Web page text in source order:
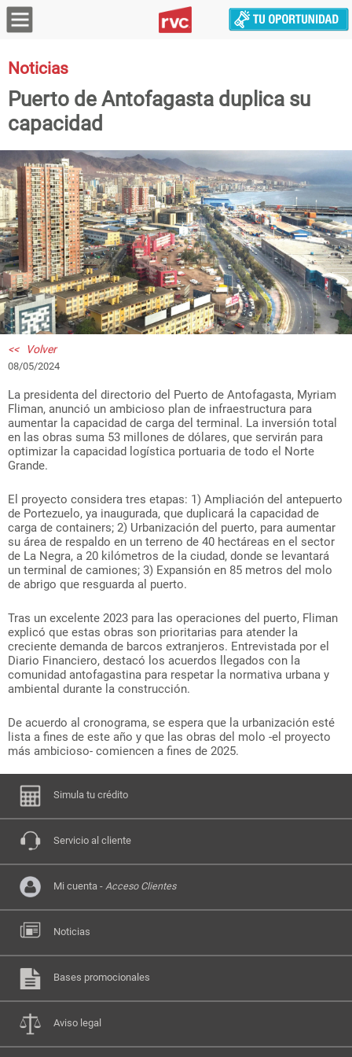
Noticias
Puerto de Antofagasta duplica su
capacidad
<< Volver
08/05/2024
La presidenta del directorio del Puerto de Antofagasta, Myriam
Fliman, anunció un ambicioso plan de infraestructura para
aumentar la capacidad de carga del terminal. La inversión total
en las obras suma 53 millones de dólares, que servirán para
optimizar la capacidad logística portuaria de todo el Norte
Grande.
El proyecto considera tres etapas: 1) Ampliación del antepuerto
de Portezuelo, ya inaugurada, que duplicará la capacidad de
carga de containers; 2) Urbanización del puerto, para aumentar
su área de respaldo en un terreno de 40 hectáreas en el sector
de La Negra, a 20 kilómetros de la ciudad, donde se levantará
un terminal de camiones; 3) Expansión en 85 metros del molo
de abrigo que resguarda al puerto.
Tras un excelente 2023 para las operaciones del puerto, Fliman
explicó que estas obras son prioritarias para atender la
creciente demanda de barcos extranjeros. Entrevistada por el
Diario Financiero, destacó los acuerdos llegados con la
comunidad antofagastina para respetar la normativa urbana y
ambiental durante la construcción.
De acuerdo al cronograma, se espera que la urbanización esté
lista a fines de este año y que las obras del molo -el proyecto
más ambicioso- comiencen a fines de 2025.
Simula tu crédito
Servicio al cliente
Mi cuenta - Acceso Clientes
Noticias
Bases promocionales
Aviso legal